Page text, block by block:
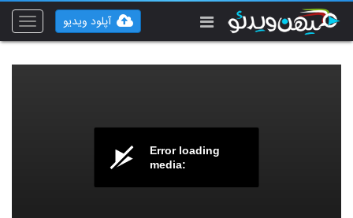
Toggle
آپلود ویدیو
Error loading
media: